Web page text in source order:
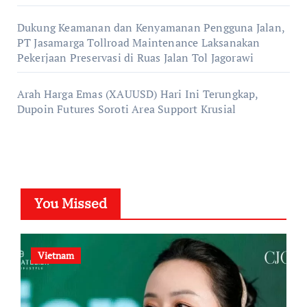
Dukung Keamanan dan Kenyamanan Pengguna Jalan,
PT Jasamarga Tollroad Maintenance Laksanakan
Pekerjaan Preservasi di Ruas Jalan Tol Jagorawi
Arah Harga Emas (XAUUSD) Hari Ini Terungkap,
Dupoin Futures Soroti Area Support Krusial
You Missed
Vietnam